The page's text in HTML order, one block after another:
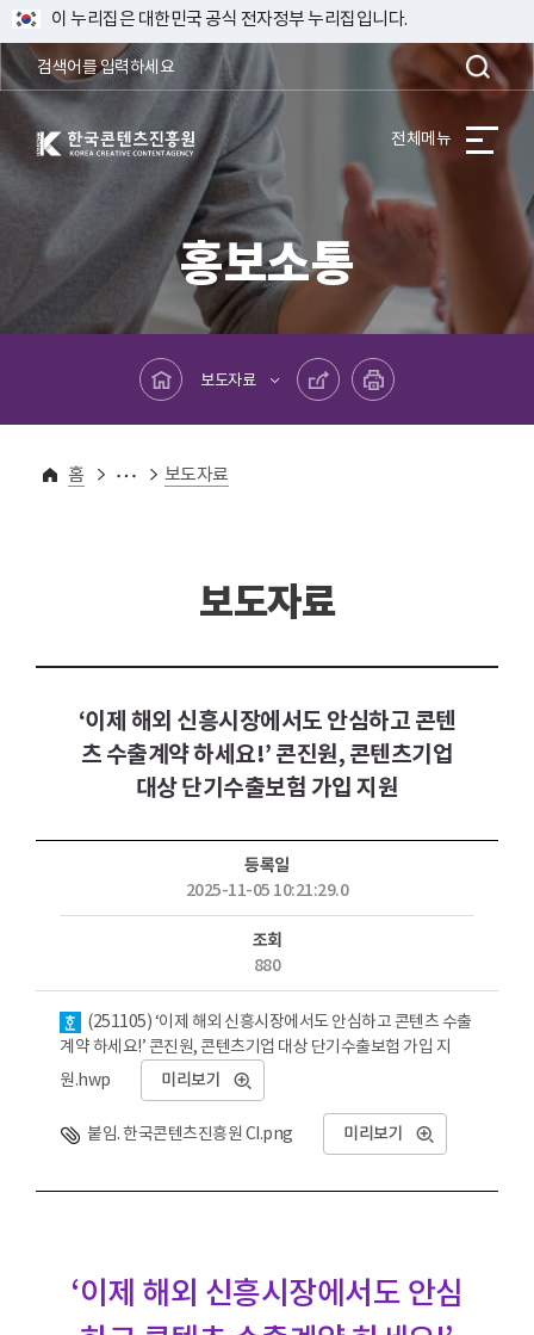
이 누리집은 대한민국 공식 전자정부 누리집입니다.
한국콘텐츠진흥원 KOREA CREATIVE CONTENT AGENCY 전체메뉴
홍보소통
메인페이지로 바로가기
보도자료
공유하기 프린트하기
홈
홍보소통
보도자료 보도자료
보도자료
‘이제 해외 신흥시장에서도 안심하고 콘텐
츠 수출계약 하세요!’ 콘진원, 콘텐츠기업
대상 단기수출보험 가입 지원
등록일
2025-11-05 10:21:29.0
조회
880
(251105) ‘이제 해외 신흥시장에서도 안심하고 콘텐츠 수출
계약 하세요!’ 콘진원, 콘텐츠기업 대상 단기수출보험 가입 지
원.hwp
미리보기
붙임. 한국콘텐츠진흥원 CI.png 미리보기
‘이제 해외 신흥시장에서도 안심